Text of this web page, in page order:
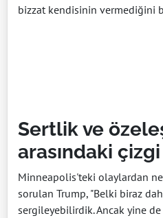
bizzat kendisinin vermediğini
Sertlik ve
arasındaki çizgi
Minneapolis'teki olaylardan ne
sorulan Trump, "Belki biraz
sergileyebilirdik. Ancak yine